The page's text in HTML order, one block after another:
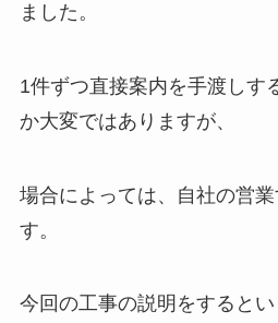
ました。
1件ずつ直接案内を手渡しす
か大変ではありますが、
場合によっては、自社の営
す。
今回の工事の説明をすると